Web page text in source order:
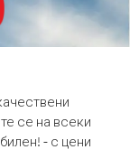
се на всеки
- с цени